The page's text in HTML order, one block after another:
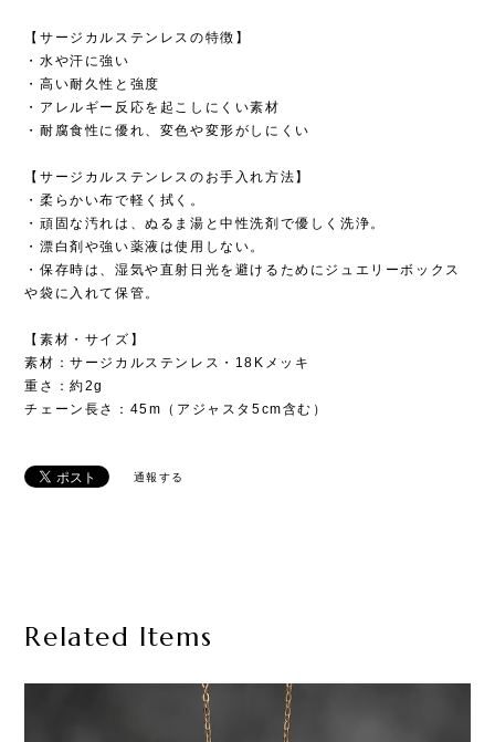
【サージカルステンレスの特徴】
・水や汗に強い
・高い耐久性と強度
・アレルギー反応を起こしにくい素材
・耐腐食性に優れ、変色や変形がしにくい
【サージカルステンレスのお手入れ方法】
・柔らかい布で軽く拭く。
・頑固な汚れは、ぬるま湯と中性洗剤で優しく洗浄。
・漂白剤や強い薬液は使用しない。
・保存時は、湿気や直射日光を避けるためにジュエリーボックス
や袋に入れて保管。
【素材・サイズ】
素材：サージカルステンレス・18Kメッキ
重さ：約2g
チェーン長さ：45m（アジャスタ5cm含む）
通報する
Related Items